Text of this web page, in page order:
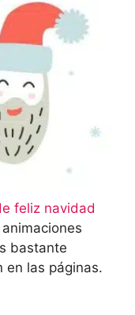
feliz navidad
bastante
en las páginas.